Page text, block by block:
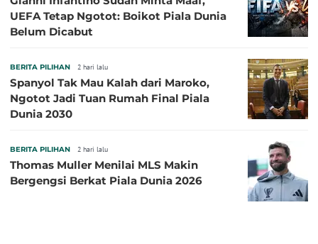
UEFA Tetap Ngotot: Boikot Piala Dunia
Belum Dicabut
BERITA PILIHAN 2 hari lalu
Spanyol Tak Mau Kalah dari Maroko,
Ngotot Jadi Tuan Rumah Final Piala
Dunia 2030
BERITA PILIHAN 2 hari lalu
Thomas Muller Menilai MLS Makin
Bergengsi Berkat Piala Dunia 2026